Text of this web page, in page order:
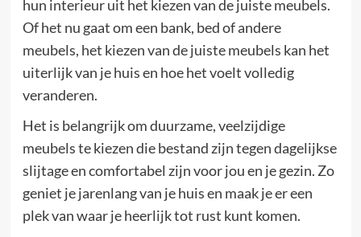
hun interieur uit het kiezen van de juiste meubels.
Of het nu gaat om een bank, bed of andere
meubels, het kiezen van de juiste meubels kan het
uiterlijk van je huis en hoe het voelt volledig
veranderen.
Het is belangrijk om duurzame, veelzijdige
meubels te kiezen die bestand zijn tegen dagelijkse
slijtage en comfortabel zijn voor jou en je gezin. Zo
geniet je jarenlang van je huis en maak je er een
plek van waar je heerlijk tot rust kunt komen.